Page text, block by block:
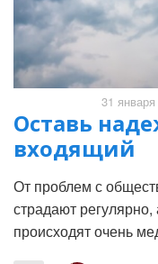
31
Оставь
входящий
От проблем с
страдают
происходят очень